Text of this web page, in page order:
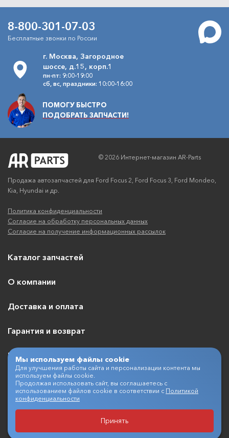
8-800-301-07-03
Бесплатные звонки по России
г. Москва, Загородное
шоссе, д.15, корп.1
пн-пт: 9:00-19:00
сб, вс, праздники: 10:00-16:00
ПОМОГУ БЫСТРО
ПОДОБРАТЬ ЗАПЧАСТИ!
© 2026 Интернет-магазин AR-Parts
Продажа автозапчастей для Ford Focus 2, Ford Focus 3, Ford Mondeo,
Kia, Hyundai и др.
Политика конфиденциальности
Согласие на обработку персональных данных
Согласие на получение информационных рассылок
Каталог запчастей
О компании
Доставка и оплата
Гарантия и возврат
Контакты
+7 (495) 409-07-03
Разработка и продвижение
Мы используем файлы cookie
Для улучшения работы сайта и персонализации контента мы
используем файлы cookie.
Продолжая использовать сайт, вы соглашаетесь с
использованием файлов cookie в соответствии с Политикой
конфиденциальности
Принять